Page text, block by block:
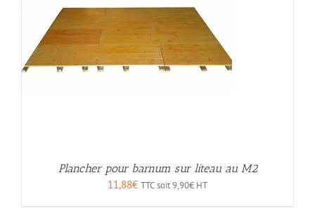
Plancher pour barnum sur liteau au M2
11,88€ TTC soit9,90€ HT